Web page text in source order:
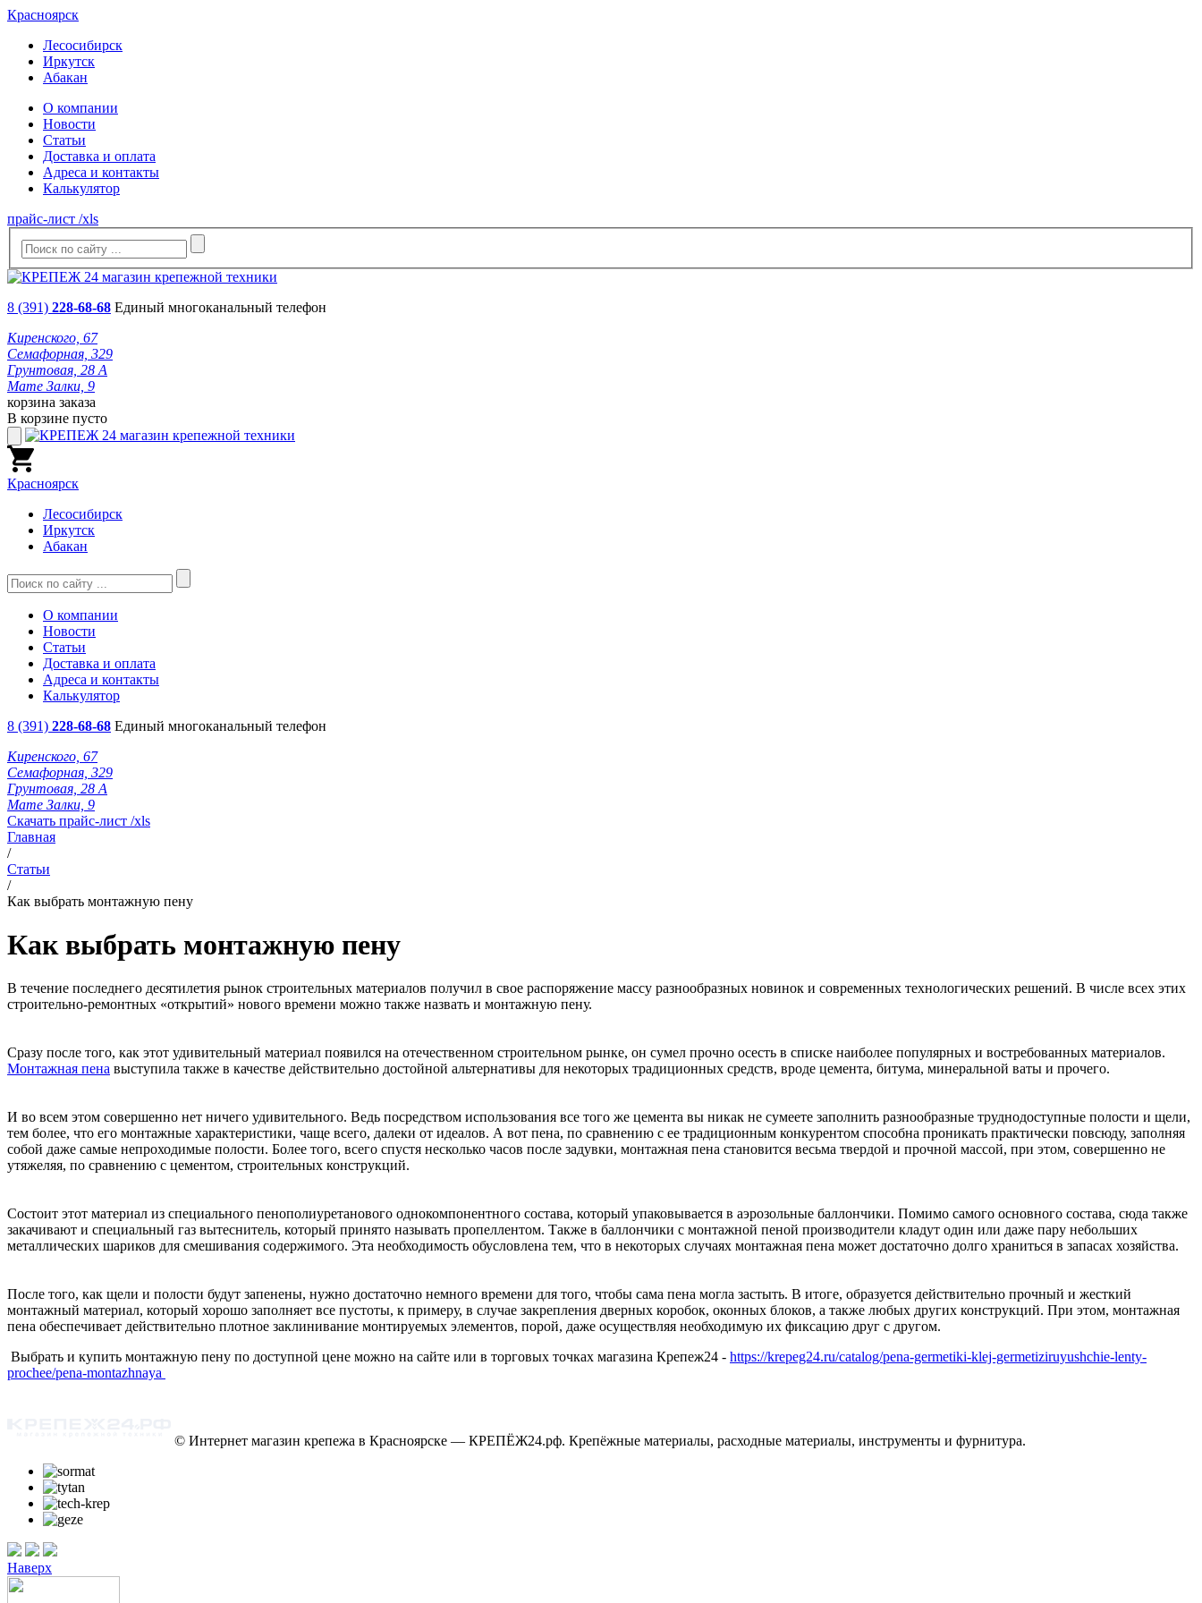
Красноярск
Лесосибирск
Иркутск
Абакан
О компании
Новости
Статьи
Доставка и оплата
Адреса и контакты
Калькулятор
прайс-лист /xls
8 (391) 228-68-68 Единый многоканальный телефон
Киренского, 67
Семафорная, 329
Грунтовая, 28 А
Мате Залки, 9
корзина заказа
В корзине пусто
Красноярск
Лесосибирск
Иркутск
Абакан
О компании
Новости
Статьи
Доставка и оплата
Адреса и контакты
Калькулятор
8 (391) 228-68-68 Единый многоканальный телефон
Киренского, 67
Семафорная, 329
Грунтовая, 28 А
Мате Залки, 9
Скачать прайс-лист /xls
Главная
/
Статьи
/
Как выбрать монтажную пену
Как выбрать монтажную пену
В течение последнего десятилетия рынок строительных материалов получил в свое распоряжение массу разнообразных новинок и современных технологических решений. В числе всех этих
строительно-ремонтных «открытий» нового времени можно также назвать и монтажную пену.
Сразу после того, как этот удивительный материал появился на отечественном строительном рынке, он сумел прочно осесть в списке наиболее популярных и востребованных материалов.
Монтажная пена выступила также в качестве действительно достойной альтернативы для некоторых традиционных средств, вроде цемента, битума, минеральной ваты и прочего.
И во всем этом совершенно нет ничего удивительного. Ведь посредством использования все того же цемента вы никак не сумеете заполнить разнообразные труднодоступные полости и щели,
тем более, что его монтажные характеристики, чаще всего, далеки от идеалов. А вот пена, по сравнению с ее традиционным конкурентом способна проникать практически повсюду, заполняя
собой даже самые непроходимые полости. Более того, всего спустя несколько часов после задувки, монтажная пена становится весьма твердой и прочной массой, при этом, совершенно не
утяжеляя, по сравнению с цементом, строительных конструкций.
Состоит этот материал из специального пенополиуретанового однокомпонентного состава, который упаковывается в аэрозольные баллончики. Помимо самого основного состава, сюда также
закачивают и специальный газ вытеснитель, который принято называть пропеллентом. Также в баллончики с монтажной пеной производители кладут один или даже пару небольших
металлических шариков для смешивания содержимого. Эта необходимость обусловлена тем, что в некоторых случаях монтажная пена может достаточно долго храниться в запасах хозяйства.
После того, как щели и полости будут запенены, нужно достаточно немного времени для того, чтобы сама пена могла застыть. В итоге, образуется действительно прочный и жесткий
монтажный материал, который хорошо заполняет все пустоты, к примеру, в случае закрепления дверных коробок, оконных блоков, а также любых других конструкций. При этом, монтажная
пена обеспечивает действительно плотное заклинивание монтируемых элементов, порой, даже осуществляя необходимую их фиксацию друг с другом.
Выбрать и купить монтажную пену по доступной цене можно на сайте или в торговых точках магазина Крепеж24 - https://krepeg24.ru/catalog/pena-germetiki-klej-germetiziruyushchie-lenty-
prochee/pena-montazhnaya
© Интернет магазин крепежа в Красноярске — КРЕПЁЖ24.рф. Крепёжные материалы, расходные материалы, инструменты и фурнитура.
Наверх